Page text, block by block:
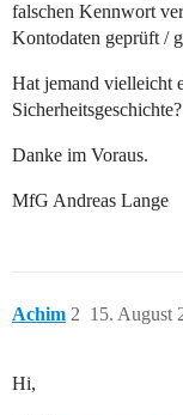
falschen Kennwort
Kontodaten geprüft /
Hat jemand vielleicht
Danke im Voraus.
MfG Andreas Lange
Achim 15. August
2
Hi,